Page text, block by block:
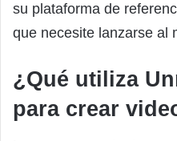
su plataforma de
que necesite lanzarse al
¿Qué utiliza
para crear